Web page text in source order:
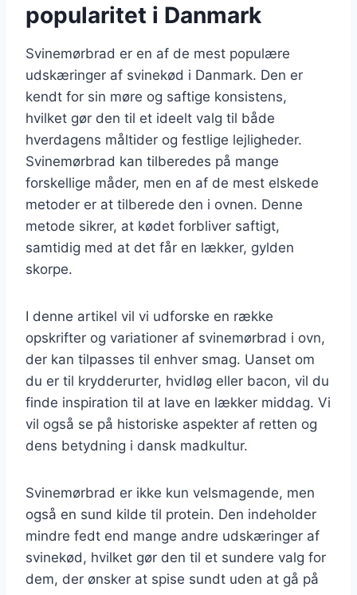
popularitet i Danmark
Svinemørbrad er en af de mest populære
udskæringer af svinekød i Danmark. Den er
kendt for sin møre og saftige konsistens,
hvilket gør den til et ideelt valg til både
hverdagens måltider og festlige lejligheder.
Svinemørbrad kan tilberedes på mange
forskellige måder, men en af de mest elskede
metoder er at tilberede den i ovnen. Denne
metode sikrer, at kødet forbliver saftigt,
samtidig med at det får en lækker, gylden
skorpe.
I denne artikel vil vi udforske en række
opskrifter og variationer af svinemørbrad i ovn,
der kan tilpasses til enhver smag. Uanset om
du er til krydderurter, hvidløg eller bacon, vil du
finde inspiration til at lave en lækker middag. Vi
vil også se på historiske aspekter af retten og
dens betydning i dansk madkultur.
Svinemørbrad er ikke kun velsmagende, men
også en sund kilde til protein. Den indeholder
mindre fedt end mange andre udskæringer af
svinekød, hvilket gør den til et sundere valg for
dem, der ønsker at spise sundt uden at gå på